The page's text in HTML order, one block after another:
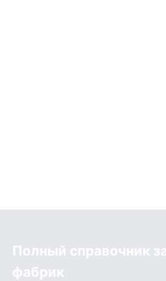
Полный справочник
фабрик